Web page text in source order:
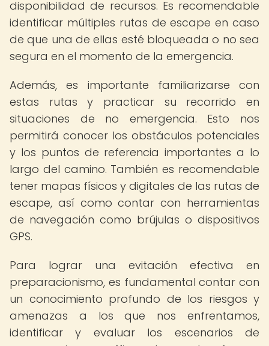
disponibilidad de recursos. Es recomendable
identificar múltiples rutas de escape en caso
de que una de ellas esté bloqueada o no sea
segura en el momento de la emergencia.
Además, es importante familiarizarse con
estas rutas y practicar su recorrido en
situaciones de no emergencia. Esto nos
permitirá conocer los obstáculos potenciales
y los puntos de referencia importantes a lo
largo del camino. También es recomendable
tener mapas físicos y digitales de las rutas de
escape, así como contar con herramientas
de navegación como brújulas o dispositivos
GPS.
Para lograr una evitación efectiva en
preparacionismo, es fundamental contar con
un conocimiento profundo de los riesgos y
amenazas a los que nos enfrentamos,
identificar y evaluar los escenarios de